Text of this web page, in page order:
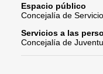
Espacio público
Concejalía de
Servicios a las
Concejalía de